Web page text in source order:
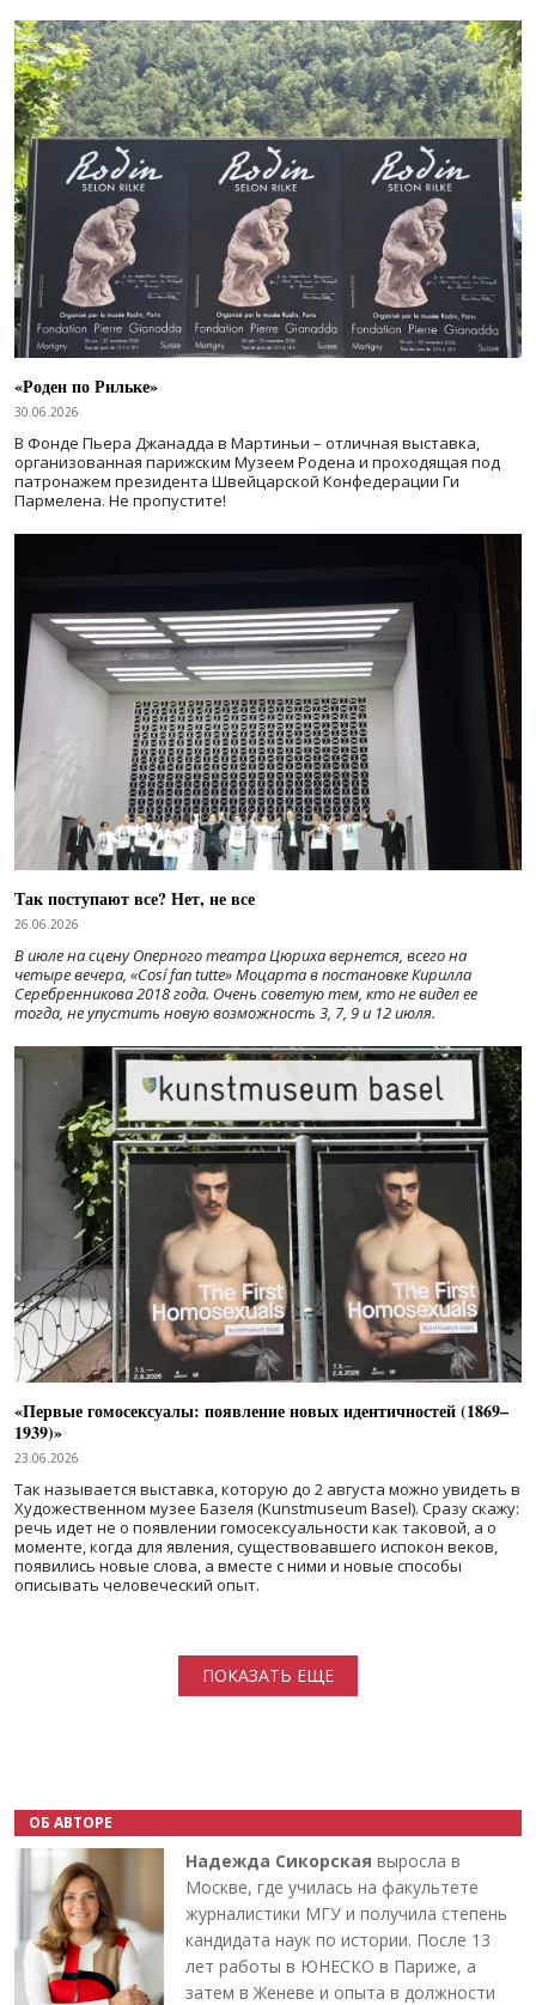
«Роден по Рильке»
30.06.2026
В Фонде Пьера Джанадда в Мартиньи – отличная выставка,
организованная парижским Музеем Родена и проходящая под
патронажем президента Швейцарской Конфедерации Ги
Пармелена. Не пропустите!
Так поступают все? Нет, не все
26.06.2026
В июле на сцену Оперного театра Цюриха вернется, всего на
четыре вечера, «Cosí fan tutte» Моцарта в постановке Кирилла
Серебренникова 2018 года. Очень советую тем, кто не видел ее
тогда, не упустить новую возможность 3, 7, 9 и 12 июля.
«Первые гомосексуалы: появление новых идентичностей (1869–
1939)»
23.06.2026
Так называется выставка, которую до 2 августа можно увидеть в
Художественном музее Базеля (Kunstmuseum Basel). Сразу скажу:
речь идет не о появлении гомосексуальности как таковой, а о
моменте, когда для явления, существовавшего испокон веков,
появились новые слова, а вместе с ними и новые способы
описывать человеческий опыт.
ПОКАЗАТЬ ЕЩЕ
ОБ АВТОРЕ
Надежда Сикорская выросла в
Москве, где училась на факультете
журналистики МГУ и получила степень
кандидата наук по истории. После 13
лет работы в ЮНЕСКО в Париже, а
затем в Женеве и опыта в должности